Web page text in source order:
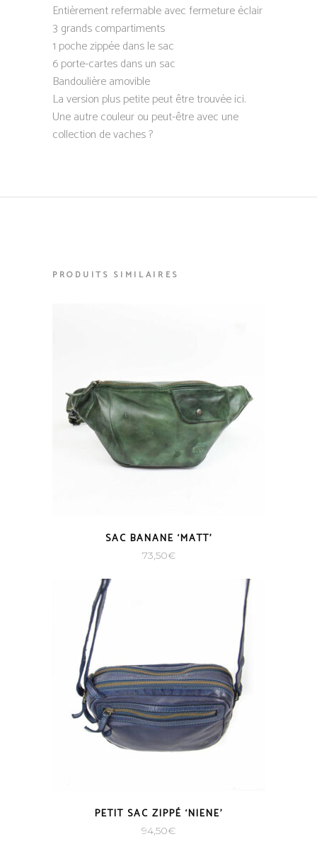
Entièrement refermable avec fermeture éclair
3 grands compartiments
1 poche zippée dans le sac
6 porte-cartes dans un sac
Bandoulière amovible
La version plus petite peut être trouvée ici.
Une autre couleur ou peut-être avec une
collection de vaches ?
PRODUITS SIMILAIRES
SAC BANANE ‘MATT’
73,50€
PETIT SAC ZIPPÉ ‘NIENE’
94,50€